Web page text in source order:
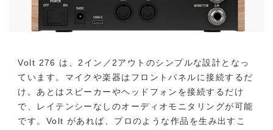
Volt 276 は、2イン／2アウトのシンプルな設計となっ
ています。マイクや楽器はフロントパネルに接続するだ
け。あとはスピーカーやヘッドフォンを接続するだけ
で、レイテンシーなしのオーディオモニタリングが可能
です。Volt があれば、プロのような作品を生み出すこ